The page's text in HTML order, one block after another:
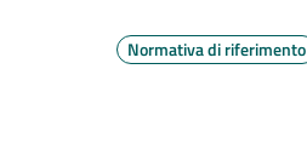
Normativa di riferimento